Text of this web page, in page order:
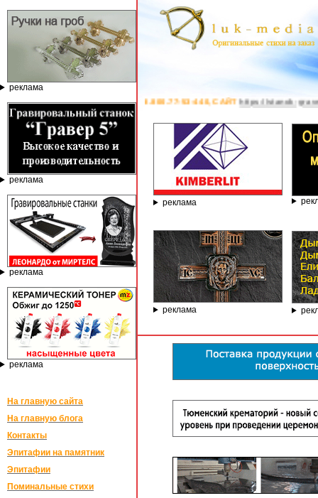
реклама
реклама
реклама
реклама
На главную сайта
На главную блога
Контакты
Эпитафии на памятник
Эпитафии
Поминальные стихи
8.800.77-53-440, САЙТhttps://stanok-graver.ru- РЕКЛАМОДАТЕЛЬ ИП
реклама
реклама